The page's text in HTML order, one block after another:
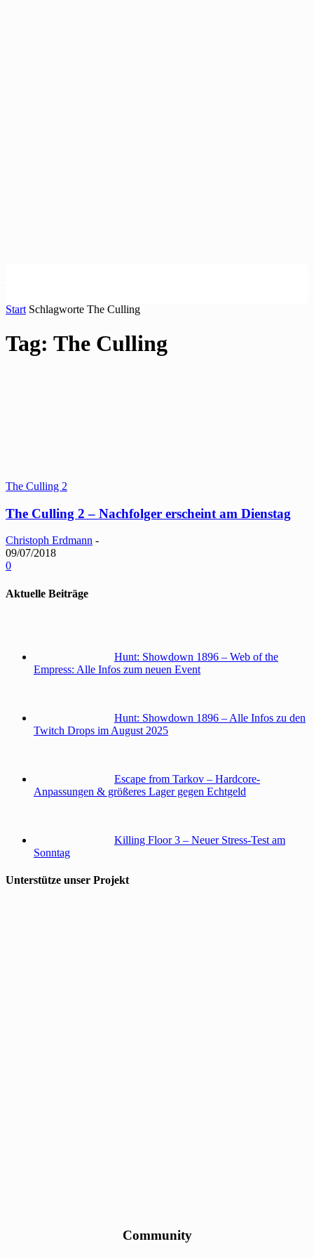
Start Schlagworte The Culling
Tag: The Culling
The Culling 2
The Culling 2 – Nachfolger erscheint am Dienstag
Christoph Erdmann -
09/07/2018
0
Aktuelle Beiträge
Hunt: Showdown 1896 – Web of the
Empress: Alle Infos zum neuen Event
Hunt: Showdown 1896 – Alle Infos zu den
Twitch Drops im August 2025
Escape from Tarkov – Hardcore-
Anpassungen & größeres Lager gegen Echtgeld
Killing Floor 3 – Neuer Stress-Test am
Sonntag
Unterstütze unser Projekt
Community